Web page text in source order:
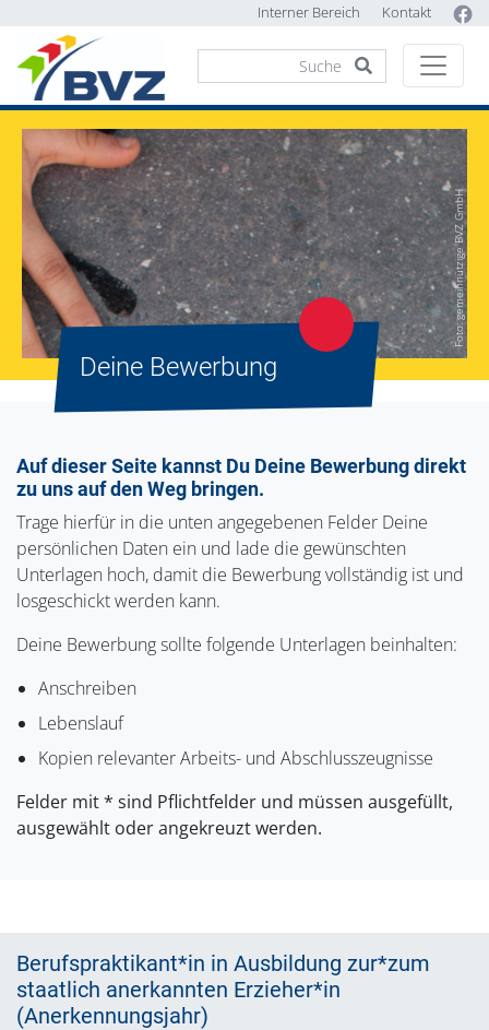
Interner Bereich Kontakt
Foto: gemeinnützige BVZ GmbH
Deine Bewerbung
Auf dieser Seite kannst Du Deine Bewerbung direkt
zu uns auf den Weg bringen.
Trage hierfür in die unten angegebenen Felder Deine
persönlichen Daten ein und lade die gewünschten
Unterlagen hoch, damit die Bewerbung vollständig ist und
losgeschickt werden kann.
Deine Bewerbung sollte folgende Unterlagen beinhalten:
Anschreiben
Lebenslauf
Kopien relevanter Arbeits- und Abschlusszeugnisse
Felder mit * sind Pflichtfelder und müssen ausgefüllt,
ausgewählt oder angekreuzt werden.
Berufspraktikant*in in Ausbildung zur*zum
staatlich anerkannten Erzieher*in
(Anerkennungsjahr)